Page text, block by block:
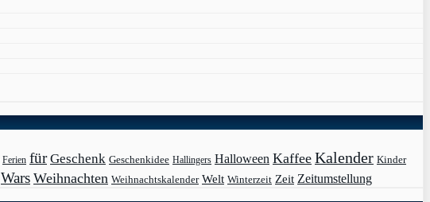
Ferien für Geschenk Geschenkidee Hallingers Halloween Kaffee Kalender Kinder
Wars Weihnachten Weihnachtskalender Welt Winterzeit Zeit Zeitumstellung